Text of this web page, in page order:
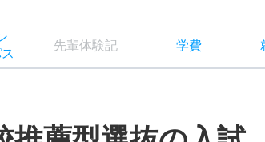
先輩体験記 学費